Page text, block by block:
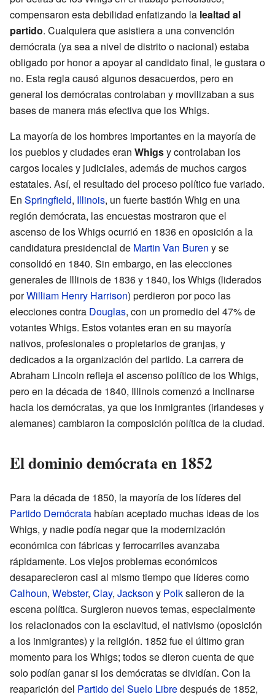
compensaron esta debilidad enfatizando la lealtad al
partido. Cualquiera que asistiera a una convención
demócrata (ya sea a nivel de distrito o nacional) estaba
obligado por honor a apoyar al candidato final, le gustara o
no. Esta regla causó algunos desacuerdos, pero en
general los demócratas controlaban y movilizaban a sus
bases de manera más efectiva que los Whigs.
La mayoría de los hombres importantes en la mayoría de
los pueblos y ciudades eran Whigsy controlaban los
cargos locales y judiciales, además de muchos cargos
estatales. Así, el resultado del proceso político fue variado.
En Springfield, Illinois, un fuerte bastión Whig en una
región demócrata, las encuestas mostraron que el
ascenso de los Whigs ocurrió en 1836 en oposición a la
candidatura presidencial de Martin Van Buren y se
consolidó en 1840. Sin embargo, en las elecciones
generales de Illinois de 1836 y 1840, los Whigs (liderados
porWilliam Henry Harrison) perdieron por poco las
elecciones contra Douglas, con un promedio del 47% de
votantes Whigs. Estos votantes eran en su mayoría
nativos, profesionales o propietarios de granjas, y
dedicados a la organización del partido. La carrera de
Abraham Lincoln refleja el ascenso político de los Whigs,
pero en la década de 1840, Illinois comenzó a inclinarse
hacia los demócratas, ya que los inmigrantes (irlandeses y
alemanes) cambiaron la composición política de la ciudad.
El dominio demócrata en 1852
Para la década de 1850, la mayoría de los líderes del
Partido Demócrata habían aceptado muchas ideas de los
Whigs, y nadie podía negar que la modernización
económica con fábricas y ferrocarriles avanzaba
rápidamente. Los viejos problemas económicos
desaparecieron casi al mismo tiempo que líderes como
Calhoun, Webster, Clay, Jackson y Polksalieron de la
escena política. Surgieron nuevos temas, especialmente
los relacionados con la esclavitud, el nativismo (oposición
a los inmigrantes) y la religión. 1852 fue el último gran
momento para los Whigs; todos se dieron cuenta de que
solo podían ganar si los demócratas se dividían. Con la
reaparición del Partido del Suelo Libredespués de 1852,